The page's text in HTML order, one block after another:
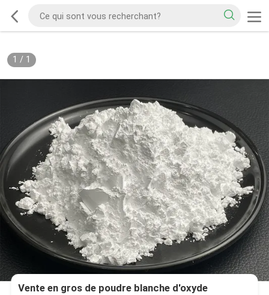
1 / 1
Vente en gros de poudre blanche d'oxyde